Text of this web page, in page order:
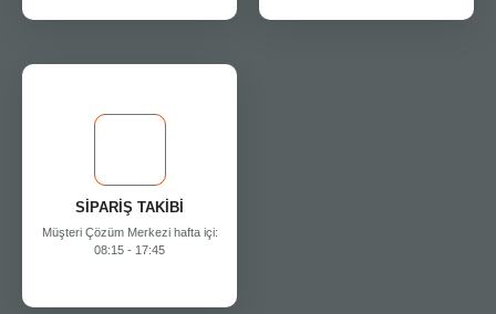
SİPARİŞ TAKİBİ
Müşteri Çözüm Merkezi hafta içi:
08:15 - 17:45